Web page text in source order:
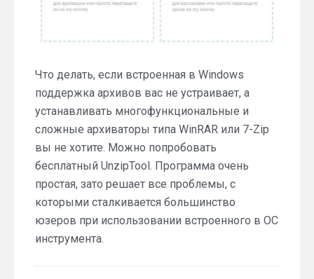
Что делать, если встроенная в Windows
поддержка архивов вас не устраивает, а
устанавливать многофункциональные и
сложные архиваторы типа WinRAR или 7-Zip
вы не хотите. Можно попробовать
бесплатный UnzipTool. Программа очень
простая, зато решает все проблемы, с
которыми сталкивается большинство
юзеров при использовании встроенного в ОС
инструмента.